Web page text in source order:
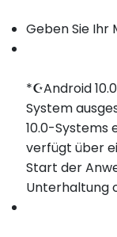
Geben Sie Ihr
*☪Android
System
10.0-Systems
verfügt über
Start der
Unterhaltung